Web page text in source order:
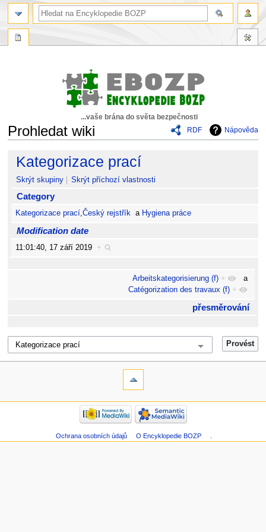
...vaše brána do světa bezpečnosti
RDF
Nápověda
Prohledat wiki
Skočit
navigaci
Skočit
vyhledávání
Kategorizace prací
Skrýt skupiny Skrýt příchozí vlastnosti
Category
Kategorizace prací,Český rejstřík a Hygiena práce
Modification date
11:01:40, 17 září 2019 +
Arbeitskategorisierung (f) +
a
Catégorization des travaux (f) +
přesměrování
Ochrana osobních údajů O Encyklopedie BOZP